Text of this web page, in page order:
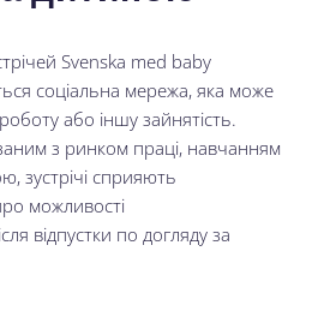
Svenska med baby
соціальна мережа, яка може
або іншу зайнятість.
з ринком праці, навчанням
зустрічі сприяють
можливості
відпустки по догляду за